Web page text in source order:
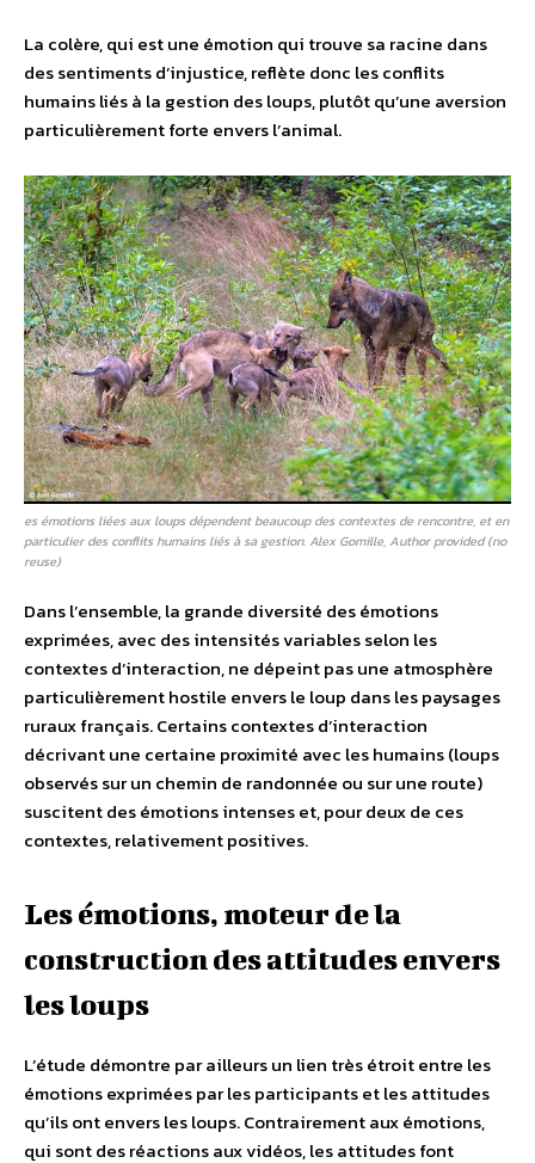
La colère, qui est une émotion qui trouve sa racine dans
des sentiments d’injustice, reflète donc les conflits
humains liés à la gestion des loups, plutôt qu’une aversion
particulièrement forte envers l’animal.
es émotions liées aux loups dépendent beaucoup des contextes de rencontre, et en
particulier des conflits humains liés à sa gestion. Alex Gomille, Author provided (no
reuse)
Dans l’ensemble, la grande diversité des émotions
exprimées, avec des intensités variables selon les
contextes d’interaction, ne dépeint pas une atmosphère
particulièrement hostile envers le loup dans les paysages
ruraux français. Certains contextes d’interaction
décrivant une certaine proximité avec les humains (loups
observés sur un chemin de randonnée ou sur une route)
suscitent des émotions intenses et, pour deux de ces
contextes, relativement positives.
Les émotions, moteur de la
construction des attitudes envers
les loups
L’étude démontre par ailleurs un lien très étroit entre les
émotions exprimées par les participants et les attitudes
qu’ils ont envers les loups. Contrairement aux émotions,
qui sont des réactions aux vidéos, les attitudes font